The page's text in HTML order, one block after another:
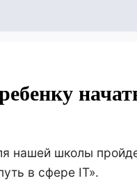
нашей школы
в сфере IT».